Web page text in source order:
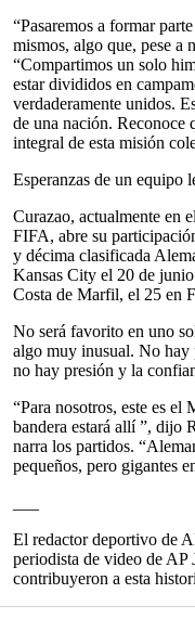
“Pasaremos a formar
mismos, algo que, pese a
“Compartimos un solo
estar divididos en
verdaderamente unidos.
de una nación. Reconoce
integral de esta misión
Esperanzas de un equipo
Curazao, actualmente en
FIFA, abre su
y décima clasificada
Kansas City el 20 de
Costa de Marfil, el 25 en
No será favorito en uno
algo muy inusual. No
no hay presión y la
“Para nosotros, este es el
bandera estará allí ”, dijo
narra los partidos.
pequeños, pero gigantes
El redactor deportivo de
periodista de video de AP
contribuyeron a esta